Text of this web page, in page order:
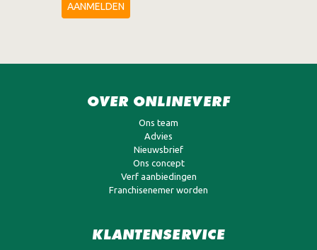
AANMELDEN
OVER ONLINEVERF
Ons team
Advies
Nieuwsbrief
Ons concept
Verf aanbiedingen
Franchisenemer worden
KLANTENSERVICE